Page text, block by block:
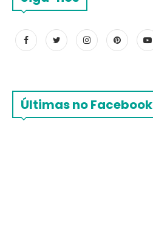
Últimas no Facebook